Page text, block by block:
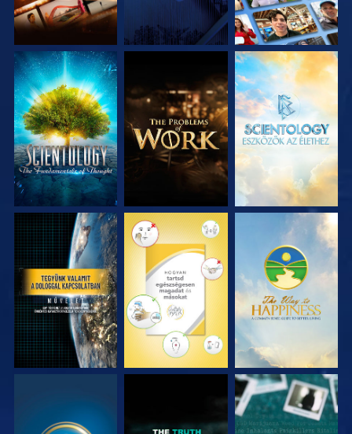
A SOROZAT
RÉSZEI
A SOROZAT
RÉSZEI
A SOROZAT
RÉSZEI
MŰSORNÉZÉS MŰSORNÉZÉS MŰSORNÉZÉS
MŰSORNÉZÉS MŰSORNÉZÉS MŰSORNÉZÉS